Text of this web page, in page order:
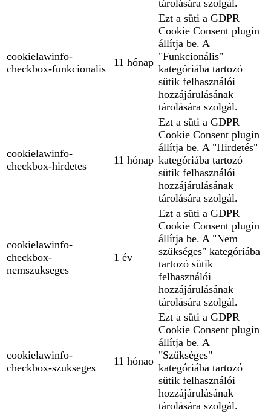
tárolására szolgál.
cookielawinfo-
checkbox-funkcionalis
11 hónap
Ezt a süti a GDPR
Cookie Consent plugin
állítja be. A
"Funkcionális"
kategóriába tartozó
sütik felhasználói
hozzájárulásának
tárolására szolgál.
cookielawinfo-
checkbox-hirdetes
11 hónap
Ezt a süti a GDPR
Cookie Consent plugin
állítja be. A "Hirdetés"
kategóriába tartozó
sütik felhasználói
hozzájárulásának
tárolására szolgál.
cookielawinfo-
checkbox-
nemszukseges
1 év
Ezt a süti a GDPR
Cookie Consent plugin
állítja be. A "Nem
szükséges" kategóriába
tartozó sütik
felhasználói
hozzájárulásának
tárolására szolgál.
cookielawinfo-
checkbox-szukseges
11 hónao
Ezt a süti a GDPR
Cookie Consent plugin
állítja be. A
"Szükséges"
kategóriába tartozó
sütik felhasználói
hozzájárulásának
tárolására szolgál.